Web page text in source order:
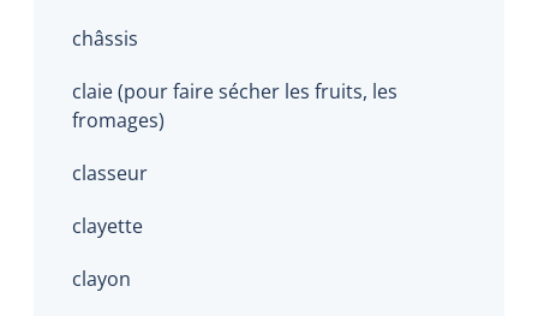
châssis
claie (pour faire sécher les fruits, les
fromages)
classeur
clayette
clayon